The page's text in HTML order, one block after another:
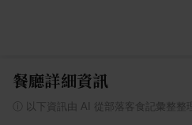
餐廳詳細資訊
ⓘ 以下資訊由 AI 從部落客食記彙整整理